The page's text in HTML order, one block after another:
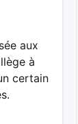
aux
à
certain